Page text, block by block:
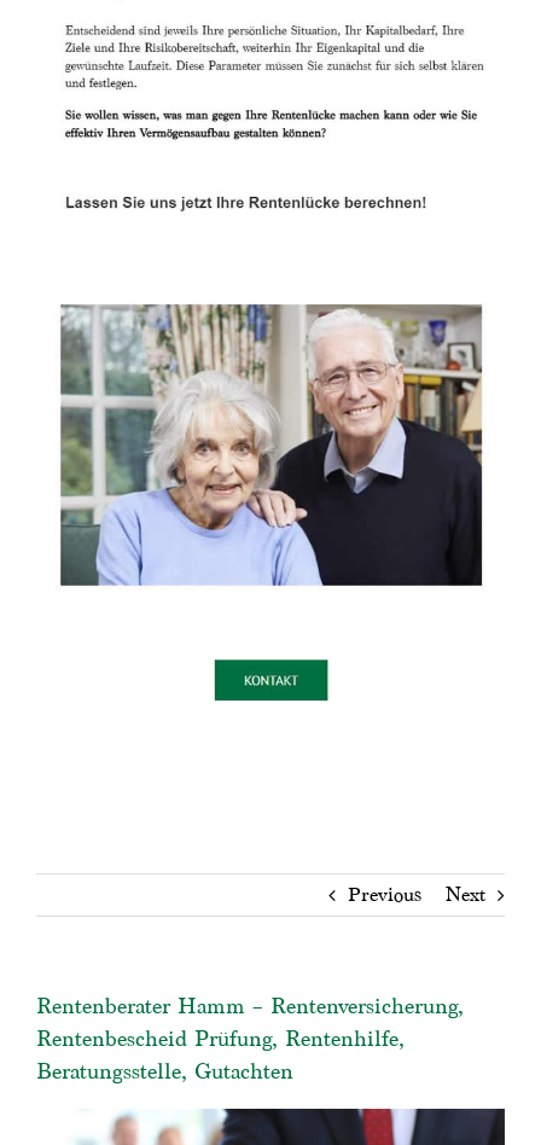
Previous Next
Rentenberater Hamm – Rentenversicherung,
Rentenbescheid Prüfung, Rentenhilfe,
Beratungsstelle, Gutachten